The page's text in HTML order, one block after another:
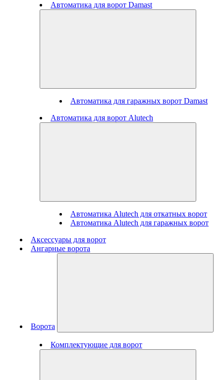
Автоматика для ворот Damast
Автоматика для гаражных ворот Damast
Автоматика для ворот Alutech
Автоматика Alutech для откатных ворот
Автоматика Alutech для гаражных ворот
Аксессуары для ворот
Ангарные ворота
Ворота
Комплектующие для ворот